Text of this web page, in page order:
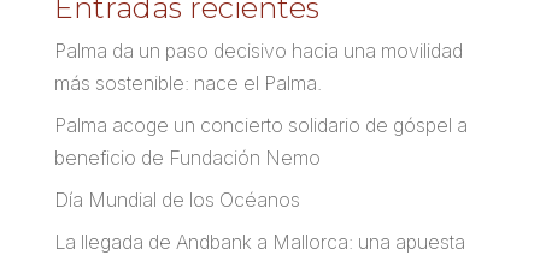
Entradas recientes
Palma da un paso decisivo hacia una movilidad
más sostenible: nace el Palma.
Palma acoge un concierto solidario de góspel a
beneficio de Fundación Nemo
Día Mundial de los Océanos
La llegada de Andbank a Mallorca: una apuesta